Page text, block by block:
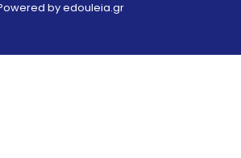
by edouleia.gr